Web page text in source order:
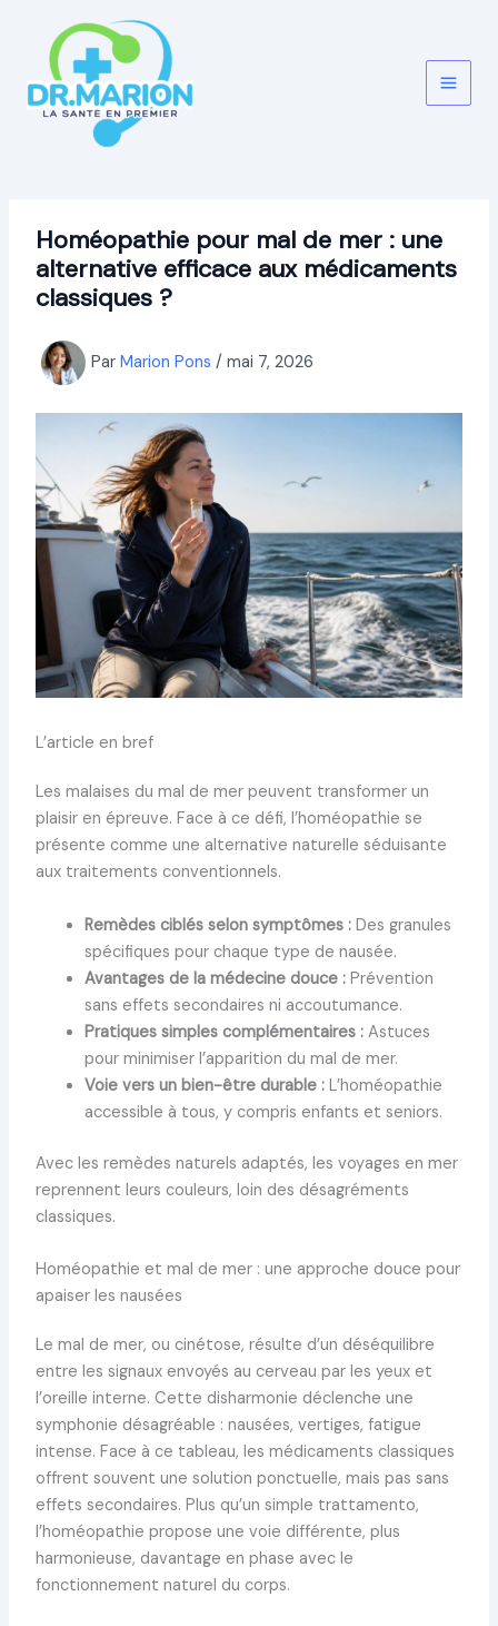
contenu
Homéopathie pour mal de mer : une
alternative efficace aux médicaments
classiques ?
Par Marion Pons / mai 7, 2026
L’article en bref
Les malaises du mal de mer peuvent transformer un
plaisir en épreuve. Face à ce défi, l’homéopathie se
présente comme une alternative naturelle séduisante
aux traitements conventionnels.
Remèdes ciblés selon symptômes :Des granules
spécifiques pour chaque type de nausée.
Avantages de la médecine douce :Prévention
sans effets secondaires ni accoutumance.
Pratiques simples complémentaires :Astuces
pour minimiser l’apparition du mal de mer.
Voie vers un bien-être durable :L’homéopathie
accessible à tous, y compris enfants et seniors.
Avec les remèdes naturels adaptés, les voyages en mer
reprennent leurs couleurs, loin des désagréments
classiques.
Homéopathie et mal de mer : une approche douce pour
apaiser les nausées
Le mal de mer, ou cinétose, résulte d’un déséquilibre
entre les signaux envoyés au cerveau par les yeux et
l’oreille interne. Cette disharmonie déclenche une
symphonie désagréable : nausées, vertiges, fatigue
intense. Face à ce tableau, les médicaments classiques
offrent souvent une solution ponctuelle, mais pas sans
effets secondaires. Plus qu’un simple trattamento,
l’homéopathie propose une voie différente, plus
harmonieuse, davantage en phase avec le
fonctionnement naturel du corps.